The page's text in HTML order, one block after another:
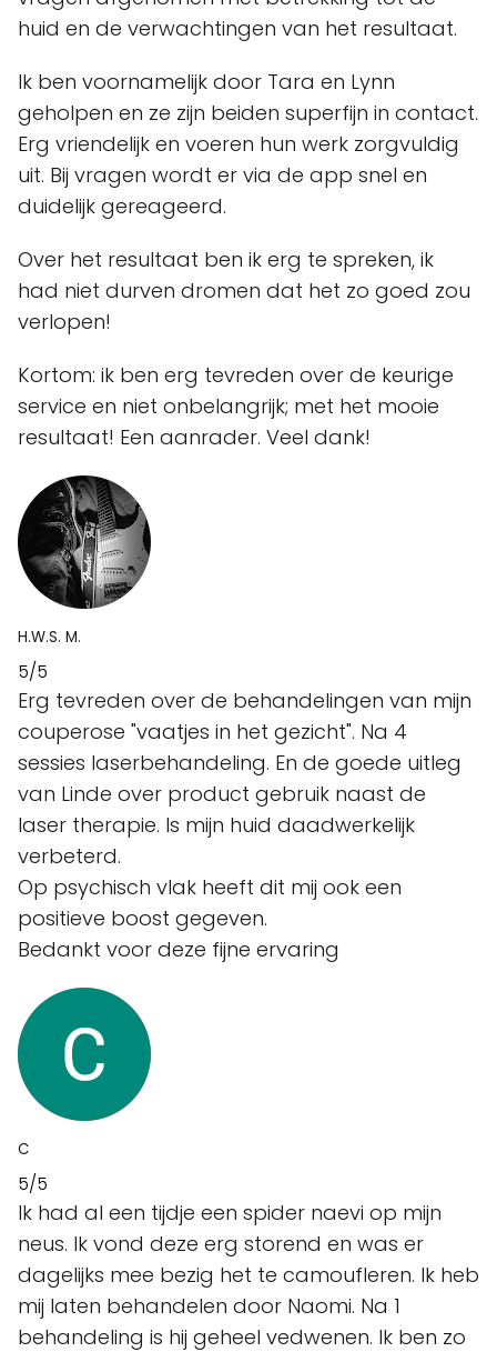
huid en de verwachtingen van het resultaat.
Ik ben voornamelijk door Tara en Lynn
geholpen en ze zijn beiden superfijn in contact.
Erg vriendelijk en voeren hun werk zorgvuldig
uit. Bij vragen wordt er via de app snel en
duidelijk gereageerd.
Over het resultaat ben ik erg te spreken, ik
had niet durven dromen dat het zo goed zou
verlopen!
Kortom: ik ben erg tevreden over de keurige
service en niet onbelangrijk; met het mooie
resultaat! Een aanrader. Veel dank!
H.W.S. M.
5/5
Erg tevreden over de behandelingen van mijn
couperose "vaatjes in het gezicht". Na 4
sessies laserbehandeling. En de goede uitleg
van Linde over product gebruik naast de
laser therapie. Is mijn huid daadwerkelijk
verbeterd.
Op psychisch vlak heeft dit mij ook een
positieve boost gegeven.
Bedankt voor deze fijne ervaring
C
5/5
Ik had al een tijdje een spider naevi op mijn
neus. Ik vond deze erg storend en was er
dagelijks mee bezig het te camoufleren. Ik heb
mij laten behandelen door Naomi. Na 1
behandeling is hij geheel vedwenen. Ik ben zo